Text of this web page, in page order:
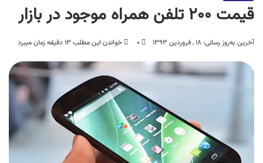
قیمت ۲۰۰ تلفن همراه موجود در بازار
آخرین به‌روز رسانی: ۱۸ , فروردین ۱۳۹۳ ۰ خواندن این مطلب ۱۳ دقیقه زمان میبرد